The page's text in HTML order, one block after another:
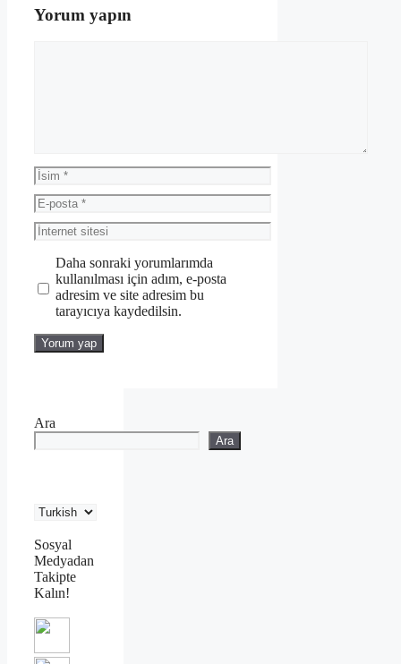
Yorum yapın
İsim
E-
posta
İnternet
sitesi
Daha sonraki yorumlarımda
kullanılması için adım, e-posta
adresim ve site adresim bu
tarayıcıya kaydedilsin.
Ara
Ara
Sosyal
Medyadan
Takipte
Kalın!